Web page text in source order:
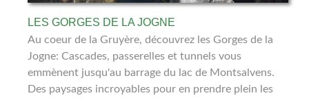
LES GORGES DE LA JOGNE
Au coeur de la Gruyère, découvrez les Gorges de la
Jogne: Cascades, passerelles et tunnels vous
emmènent jusqu'au barrage du lac de Montsalvens.
Des paysages incroyables pour en prendre plein les